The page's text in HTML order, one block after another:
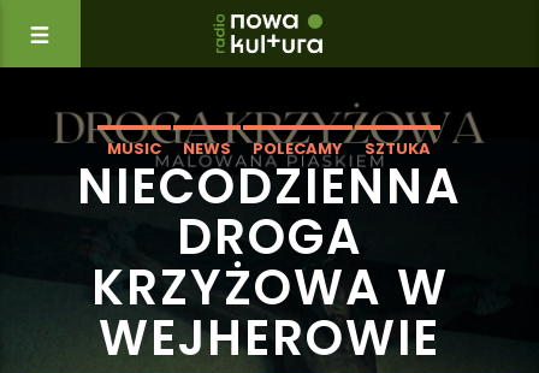
MUSIC NEWS POLECAMY SZTUKA
NIECODZIENNA
DROGA
KRZYŻOWA W
WEJHEROWIE